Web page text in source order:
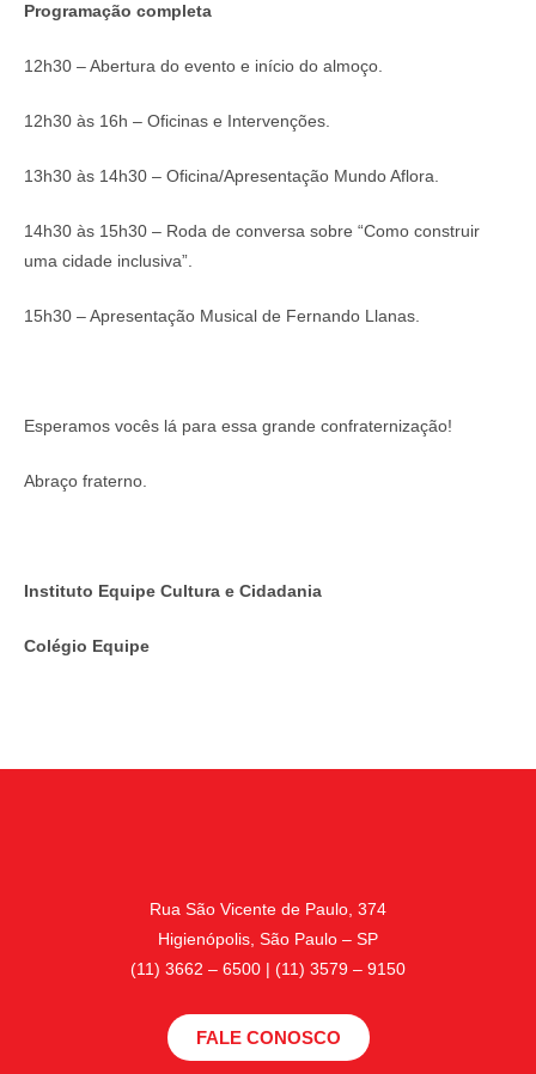
Programação completa
12h30 – Abertura do evento e início do almoço.
12h30 às 16h – Oficinas e Intervenções.
13h30 às 14h30 – Oficina/Apresentação Mundo Aflora.
14h30 às 15h30 – Roda de conversa sobre “Como construir
uma cidade inclusiva”.
15h30 – Apresentação Musical de Fernando Llanas.
Esperamos vocês lá para essa grande confraternização!
Abraço fraterno.
Instituto Equipe Cultura e Cidadania
Colégio Equipe
Rua São Vicente de Paulo, 374
Higienópolis, São Paulo – SP
(11) 3662 – 6500 | (11) 3579 – 9150
FALE CONOSCO